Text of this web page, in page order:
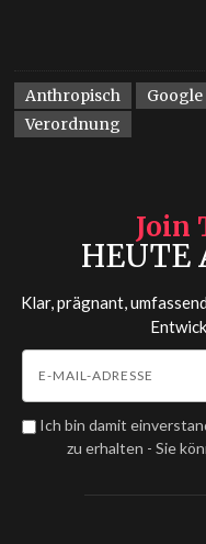
Anthropisch Google
Verordnung
Join
HEUTE
Klar, prägnant,
Ich bin damit
zu erhalten - Sie